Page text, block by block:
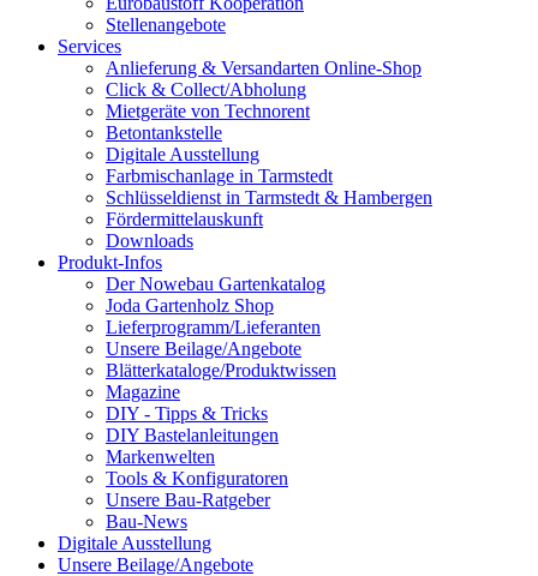
Stellenangebote
Services
Anlieferung & Versandarten Online-Shop
Click & Collect/Abholung
Mietgeräte von Technorent
Betontankstelle
Digitale Ausstellung
Farbmischanlage in Tarmstedt
Schlüsseldienst in Tarmstedt & Hambergen
Fördermittelauskunft
Downloads
Produkt-Infos
Der Nowebau Gartenkatalog
Joda Gartenholz Shop
Lieferprogramm/Lieferanten
Unsere Beilage/Angebote
Blätterkataloge/Produktwissen
Magazine
DIY - Tipps & Tricks
DIY Bastelanleitungen
Markenwelten
Tools & Konfiguratoren
Unsere Bau-Ratgeber
Bau-News
Digitale Ausstellung
Unsere Beilage/Angebote